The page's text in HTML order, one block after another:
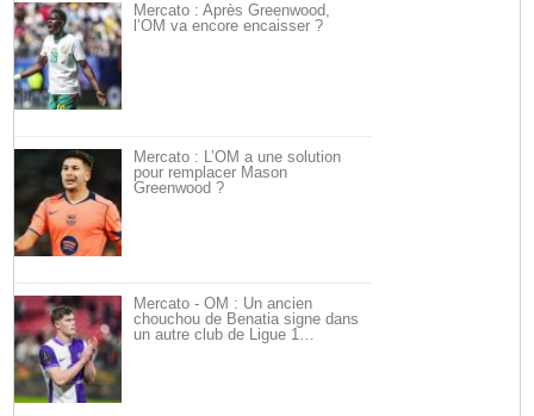
Mercato : Après Greenwood,
l’OM va encore encaisser ?
Mercato : L’OM a une solution
pour remplacer Mason
Greenwood ?
Mercato - OM : Un ancien
chouchou de Benatia signe dans
un autre club de Ligue 1…